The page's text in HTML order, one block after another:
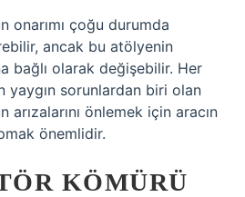
onarımı çoğu durumda
ancak bu atölyenin
bağlı olarak değişebilir. Her
yaygın sorunlardan biri olan
arızalarını önlemek için aracın
önemlidir.
KÖMÜRÜ